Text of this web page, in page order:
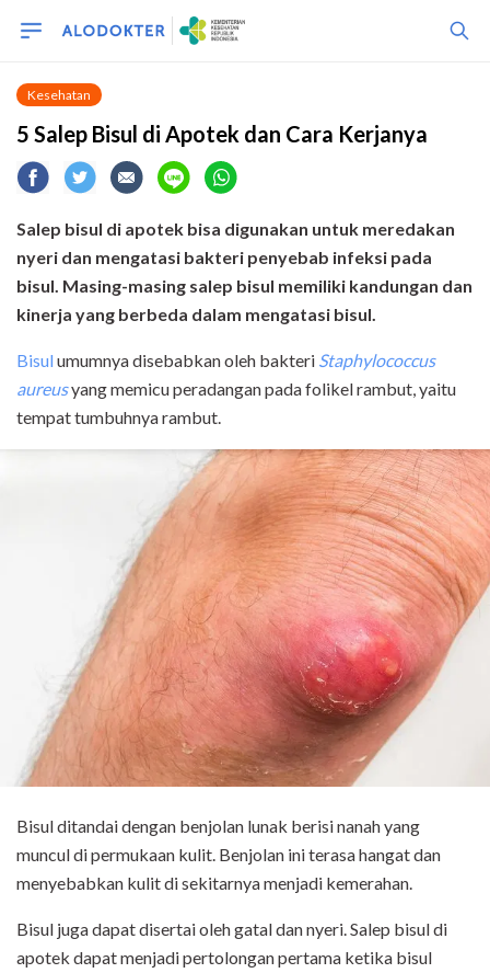
Kesehatan
5 Salep Bisul di Apotek dan Cara Kerjanya
Salep bisul di apotek bisa digunakan untuk meredakan
nyeri dan mengatasi bakteri penyebab infeksi pada
bisul. Masing-masing salep bisul memiliki kandungan dan
kinerja yang berbeda dalam mengatasi bisul.
Bisulumumnya disebabkan oleh bakteri Staphylococcus
aureusyang memicu peradangan pada folikel rambut, yaitu
tempat tumbuhnya rambut.
Bisul ditandai dengan benjolan lunak berisi nanah yang
muncul di permukaan kulit. Benjolan ini terasa hangat dan
menyebabkan kulit di sekitarnya menjadi kemerahan.
Bisul juga dapat disertai oleh gatal dan nyeri. Salep bisul di
apotek dapat menjadi pertolongan pertama ketika bisul